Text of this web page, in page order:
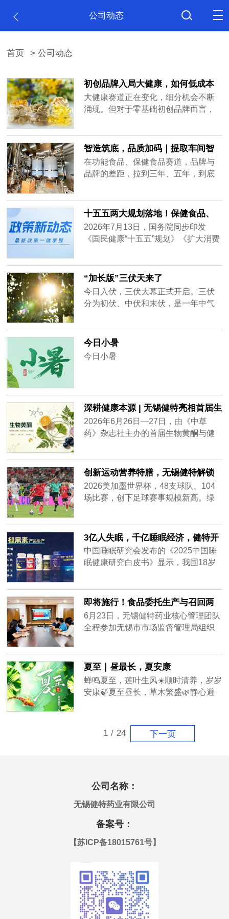
公司动态
首页 > 公司动态
初创品牌入局大健康，如何低成本
走通ODM定制第一步？
大健康赛道正在变化，细分机会不断
涌现。但对于零基础初创品牌而言，
远。
智造筑底，品质加码｜提取车间智
能化升级进行中
在功能食品、保健食品赛道，品牌与
品牌的差距，拉到三年、五年，到底
的可靠度。好产品的底气，来自源头
的硬实力。我们启动本次提取车间的
全方位智能化、可视化、数字化升级
改造。全新智造平台稳步落地，车间
十五五两大规划落地！保健食品、
特医食品迎来黄金发展风口
2026年7月13日，国务院同步印发
《国民健康“十五五”规划》《扩大消费
明确发展路线、释放重磅政策红利。
两大规划双双明确：保健食品、特殊
膳食用食品、营养健康食品、精准膳
食干预、国民营养升级、银发健康消
“加长版”三伏天来了
今日入伏，三伏大幕正式开启。三伏
分为初伏、中伏和末伏，是一年中气
注意防暑降温。
今日小暑
今日小暑
深耕健康本源 | 无锡健特亮相首届生
物黄酮论坛
2026年6月26日—27日，由《中草
药》杂志社主办的首届生物黄酮与健
表企业，深度参与了本次行业盛会。
创新运动营养特膳，无锡健特解锁
世界杯球星同款活力补给
2026美加墨世界杯，48支球队、104
场比赛，创下足球赛事规模新高。绿
赛出行人群持续增多。全民健身热潮
下，一个百亿级市场的新机遇正随之
而来。
3亿人失眠，千亿睡眠经济，健特开
放全系列助眠OEM代工
中国睡眠研究会发布的《2025中国睡
眠健康研究白皮书》显示，我国18岁
眠不足6小时。据艾媒咨询数据，睡眠
经济市场规模预计2026年将突破6000
亿元。然而，消费者需求日益细分、
产品同质化严重，不少品牌入局后却
门槛高，且代工企业大多只做生产，
不提供配套支持。
即将施行！食品委托生产与召回两
大新规核心变化解读
6月23日，无锡健特药业核心管理团队
全程参加无锡市市场监督管理局组织
月1日施行的《食品委托生产监督管理
办法》（国家市场监督管理总局令第
113号）与新修订的《食品召回管理办
法》（国家市场监督管理总局令第122
常生产管理。
夏至｜昼最长，夏安康
蝉鸣夏至，莲叶生风☀️顺时清养，岁岁
安康🍃夏至昼长，草木繁盛🌿静心避
1 / 24 下一页
公司名称：
无锡健特药业有限公司
备案号：
【苏ICP备18015761号】